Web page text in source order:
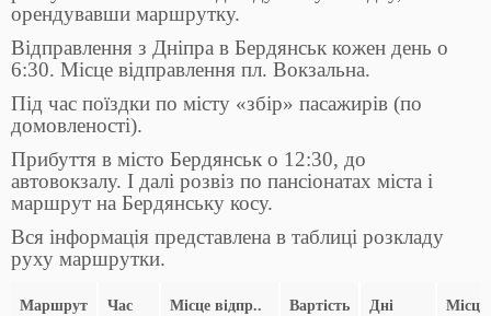
орендувавши маршрутку.
Відправлення з Дніпра в Бердянськ кожен день о
6:30. Місце відправлення пл. Вокзальна.
Під час поїздки по місту «збір» пасажирів (по
домовленості).
Прибуття в місто Бердянськ о 12:30, до
автовокзалу. І далі розвіз по пансіонатах міста і
маршрут на Бердянську косу.
Вся інформація представлена ​​в таблиці розкладу
руху маршрутки.
Маршрут
Час
Місце відпр..
Вартість
Дні
Місце